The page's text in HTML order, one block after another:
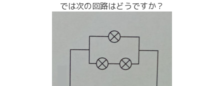
では次の回路はどうですか？